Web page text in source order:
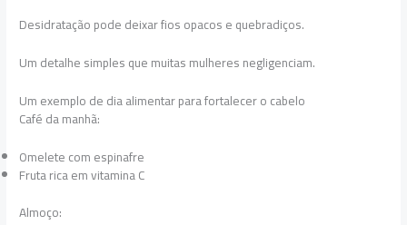
Desidratação pode deixar fios opacos e quebradiços.
Um detalhe simples que muitas mulheres negligenciam.
Um exemplo de dia alimentar para fortalecer o cabelo
Café da manhã:
Omelete com espinafre
Fruta rica em vitamina C
Almoço: